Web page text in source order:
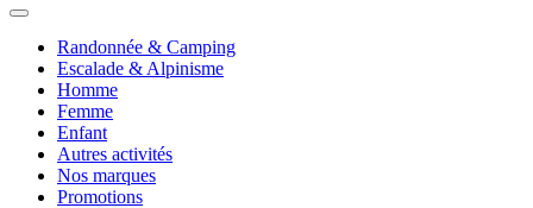
Randonnée & Camping
Escalade & Alpinisme
Homme
Femme
Enfant
Autres activités
Nos marques
Promotions